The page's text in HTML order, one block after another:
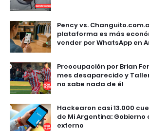
Pency vs.
plataforma es más
vender por WhatsApp en
Preocupación por Brian
mes desaparecido y
no sabe nada de él
Hackearon casi 13.000
de Mi Argentina:
externo